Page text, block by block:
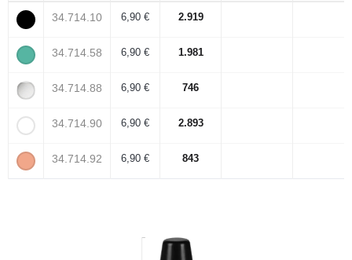
34.714.10 6,90 € 2.919
34.714.58 6,90 € 1.981
34.714.88 6,90 € 746
34.714.90 6,90 € 2.893
34.714.92 6,90 € 843